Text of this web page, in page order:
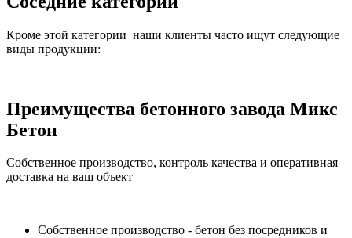
Кроме этой категории наши клиенты часто ищут следующие
виды продукции:
Преимущества бетонного завода Микс
Бетон
Собственное производство, контроль качества и оперативная
доставка на ваш объект
Собственное производство - бетон без посредников и